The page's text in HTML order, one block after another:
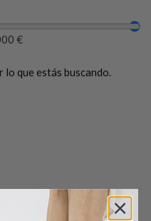
€
lo que estás buscando.